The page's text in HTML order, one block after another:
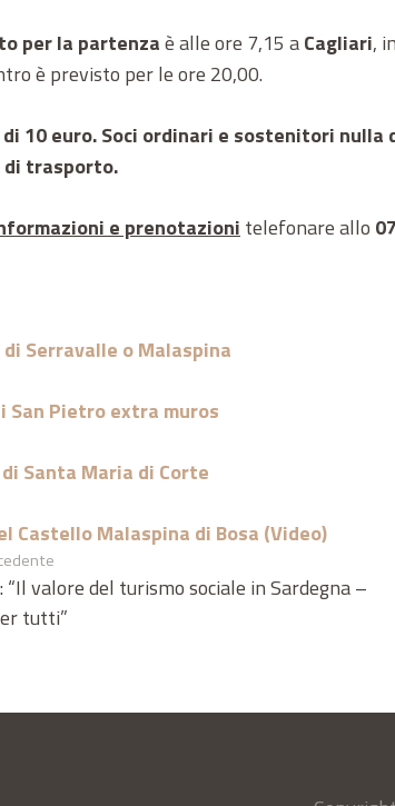
per la partenzaè alle ore 7,15 aCagliari,
è previsto per le ore 20,00.
10 euro. Soci ordinari e sostenitori nulla
di trasporto.
e prenotazioni telefonare allo
Serravalle o Malaspina
San Pietro extra muros
Santa Maria di Corte
Castello Malaspina di Bosa (Video)
“Il valore del turismo sociale in Sardegna –
tutti”